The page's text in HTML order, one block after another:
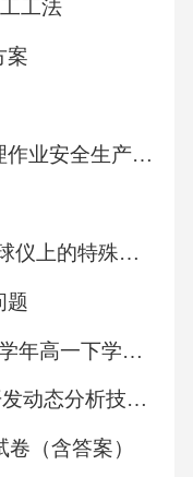
有泄漏现象。
应设置套管，
均匀。（三）
口的位置和型
的要求，不得
前，应检查风口
光滑，无划
管连接，连接方
质确定。一般
应紧密、牢
m，垂直度偏差
工法
案
制冷与空调设备安装修理作业安全生产考试历年真题含答案
2025 六年级地理上册地球仪上的特殊点和线的意义课件
题
北京市东城区2025-2026学年高一下学期期末考试物理试卷（含答案）
SYT 6108-2025《气藏开发动态分析技术要求》
（含答案）